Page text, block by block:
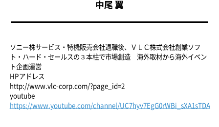
中尾 翼
ソニー株サービス・特機販売会社退職後、ＶＬＣ株式会社創業ソフ
ト・ハード・セールスの３本柱で市場創造 海外取材から海外イベン
ト企画運営
HPアドレス
http://www.vlc-corp.com/?page_id=2
youtube
https://www.youtube.com/channel/UC7hyv7EgG0rWBi_sXA1sTDA